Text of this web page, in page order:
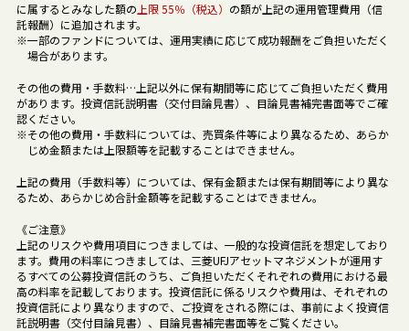
に属するとみなした額の 上限 55％（税込） の額が上記の運用管理費用（信
託報酬）に追加されます。
※一部のファンドについては、運用実績に応じて成功報酬をご負担いただく
場合があります。
その他の費用・手数料…上記以外に保有期間等に応じてご負担いただく費用
があります。投資信託説明書（交付目論見書）、目論見書補完書面等でご確
認ください。
※その他の費用・手数料については、売買条件等により異なるため、あらか
じめ金額または上限額等を記載することはできません。
上記の費用（手数料等）については、保有金額または保有期間等により異な
るため、あらかじめ合計金額等を記載することはできません。
《ご注意》
上記のリスクや費用項目につきましては、一般的な投資信託を想定しており
ます。費用の料率につきましては、三菱UFJアセットマネジメントが運用す
るすべての公募投資信託のうち、ご負担いただくそれぞれの費用における最
高の料率を記載しております。投資信託に係るリスクや費用は、それぞれの
投資信託により異なりますので、ご投資をされる際には、事前によく投資信
託説明書（交付目論見書）、目論見書補完書面等をご覧ください。